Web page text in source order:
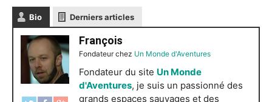
Bio Derniers articles
François
Fondateurchez Un Monde d'Aventures
Fondateur du site Un Monde
d'Aventures, je suis un passionné des
grands espaces sauvages et des